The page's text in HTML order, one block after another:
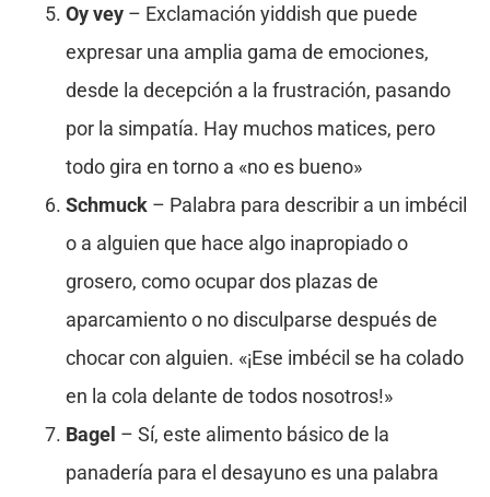
Oy vey– Exclamación yiddish que puede
expresar una amplia gama de emociones,
desde la decepción a la frustración, pasando
por la simpatía. Hay muchos matices, pero
todo gira en torno a «no es bueno»
Schmuck– Palabra para describir a un imbécil
o a alguien que hace algo inapropiado o
grosero, como ocupar dos plazas de
aparcamiento o no disculparse después de
chocar con alguien. «¡Ese imbécil se ha colado
en la cola delante de todos nosotros!»
Bagel – Sí, este alimento básico de la
panadería para el desayuno es una palabra